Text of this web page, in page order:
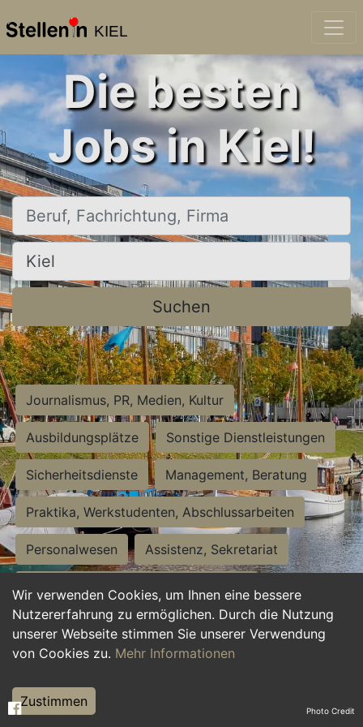
KIEL
Wir verwenden Cookies, um Ihnen eine bessere
Nutzererfahrung zu ermöglichen. Durch die Nutzung
unserer Webseite stimmen Sie unserer Verwendung
von Cookies zu. Mehr Informationen
Zustimmen
Die besten
Jobs in Kiel!
Beruf, Fachrichtung, Firma
Ort, Stadt
Suchen
Journalismus, PR, Medien, Kultur
Ausbildungsplätze Sonstige Dienstleistungen
Sicherheitsdienste Management, Beratung
Praktika, Werkstudenten, Abschlussarbeiten
Personalwesen Assistenz, Sekretariat
Hilfskräfte, Aushilfs- und Nebenjobs
Einkauf, Logistik, Materialwirtschaft
Weiterbildung, Studium, duale Ausbildung
Tourismus
Photo Credit